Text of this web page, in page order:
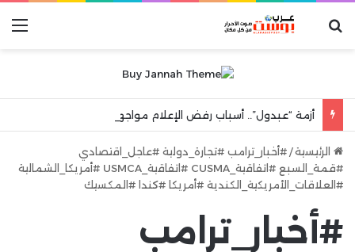
بحث عن
الرئيسية/ #أخبار_ترامب #تجارة_دولية #عاجل_اقتصادي
#قمة_السبع #اتفاقية_CUSMA #اتفاقية_USMCA #أمريكا_الشمالية
#العلاقات_الأمريكية_الكندية #أمريكا #كندا #المكسيك
#أخبار_ترامب